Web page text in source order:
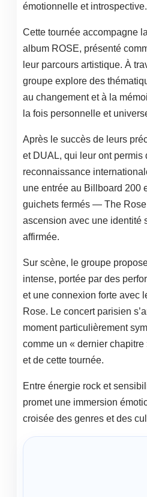
émotionnelle et introspective.
Cette tournée accompagne
album ROSE, présenté
leur parcours artistique. À
groupe explore des
au changement et à la
la fois personnelle et
Après le succès de leurs
et DUAL, qui leur ont permis
reconnaissance
une entrée au Billboard 200
guichets fermés — The
ascension avec une identité
affirmée.
Sur scène, le groupe
intense, portée par des
et une connexion forte avec
Rose. Le concert parisien
moment particulièrement
comme un « dernier
et de cette tournée.
Entre énergie rock et
promet une immersion
croisée des genres et des